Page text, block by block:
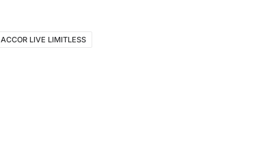
ACCOR LIVE LIMITLESS